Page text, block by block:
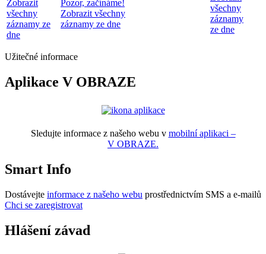
Zobrazit
všechny
záznamy ze
dne
Pozor, začínáme!
Zobrazit všechny
záznamy ze dne
všechny
záznamy
ze dne
Užitečné informace
Aplikace V OBRAZE
Sledujte informace z našeho webu v mobilní aplikaci –
V OBRAZE.
Smart Info
Dostávejte informace z našeho webu prostřednictvím SMS a e-mailů
Chci se zaregistrovat
Hlášení závad